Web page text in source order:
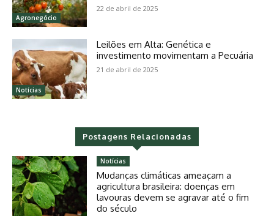
Agronegócio
22 de abril de 2025
Notícias
Leilões em Alta: Genética e
investimento movimentam a Pecuária
21 de abril de 2025
Postagens Relacionadas
Notícias
Mudanças climáticas ameaçam a
agricultura brasileira: doenças em
lavouras devem se agravar até o fim
do século